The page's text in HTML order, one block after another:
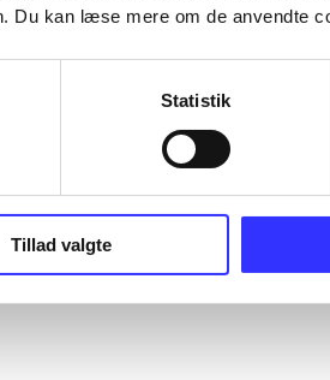
Du kan læse mere om de anvendte
Statistik
Tillad valgte